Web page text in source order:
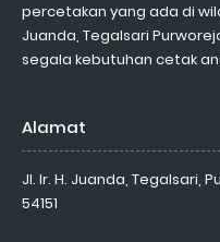
percetakan yang ada di
Juanda, Tegalsari
segala kebutuhan cetak
Alamat
Jl. Ir. H. Juanda, Tegalsari,
54151